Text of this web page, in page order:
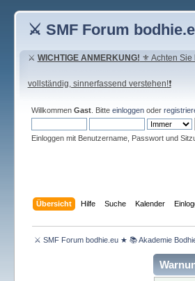
⚔ SMF Forum
⚔ WICHTIGE ANMERKUNG! ⚜ Achten Sie
vollständig, sinnerfassend verstehen!❗
Willkommen Gast. Bitte einloggenoder
Einloggen mit Benutzername, Passwort und
Übersicht Hilfe Suche Kalender
⚔ SMF Forum bodhie.eu ★ 📚 Akademie